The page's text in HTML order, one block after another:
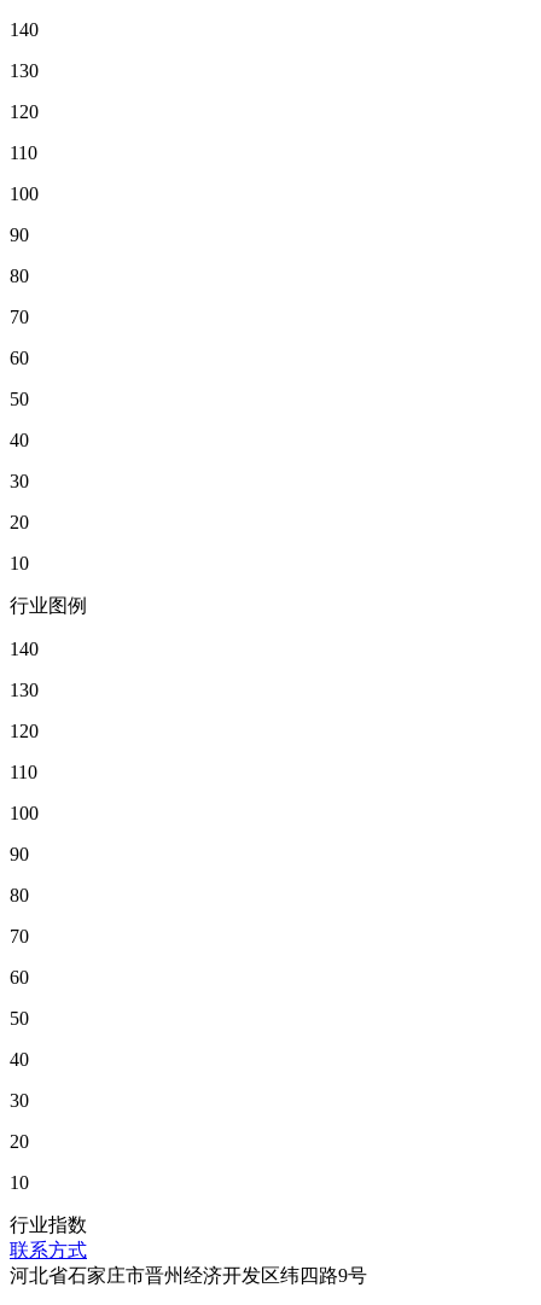
140
130
120
110
100
90
80
70
60
50
40
30
20
10
行业图例
140
130
120
110
100
90
80
70
60
50
40
30
20
10
行业指数
联系方式
河北省石家庄市晋州经济开发区纬四路9号